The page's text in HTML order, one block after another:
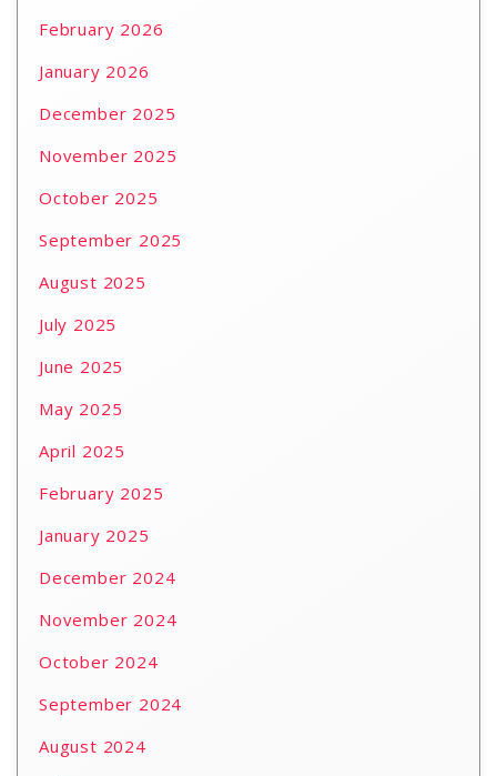
February 2026
January 2026
December 2025
November 2025
October 2025
September 2025
August 2025
July 2025
June 2025
May 2025
April 2025
February 2025
January 2025
December 2024
November 2024
October 2024
September 2024
August 2024